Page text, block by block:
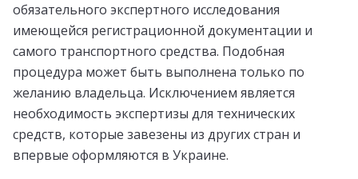
обязательного экспертного исследования
имеющейся регистрационной документации и
самого транспортного средства. Подобная
процедура может быть выполнена только по
желанию владельца. Исключением является
необходимость экспертизы для технических
средств, которые завезены из других стран и
впервые оформляются в Украине.